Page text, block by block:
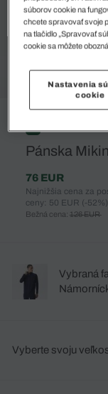
%
Pánska
76 EUR
Najnižšia cena za
ceny: 50 EUR (-52%)
Bežná cena: 126 EUR
Vybraná
Vyberte svoju
súborov cookie na
chcete spravovať svoje
na tlačidlo „Spravovať
cookie sa môžete
Nastavenia
cookie